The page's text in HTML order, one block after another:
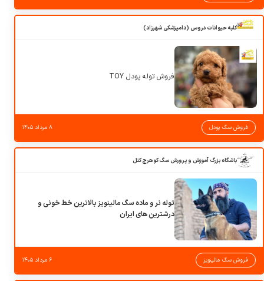
کلبه حیوانات دروس (دامپزشکی شهرزاد)
فروش توله پودل TOY
فروش سگ پودل ۸ مرداد ۱۴۰۵
باشگاه بزرگ آموزش و پرورش سگ کوهرج کنل
توله نر و ماده سگ مالینویز بالاترین خط خونی و
درشترین های ایران
فروش سگ مالینویز ۶ مرداد ۱۴۰۵